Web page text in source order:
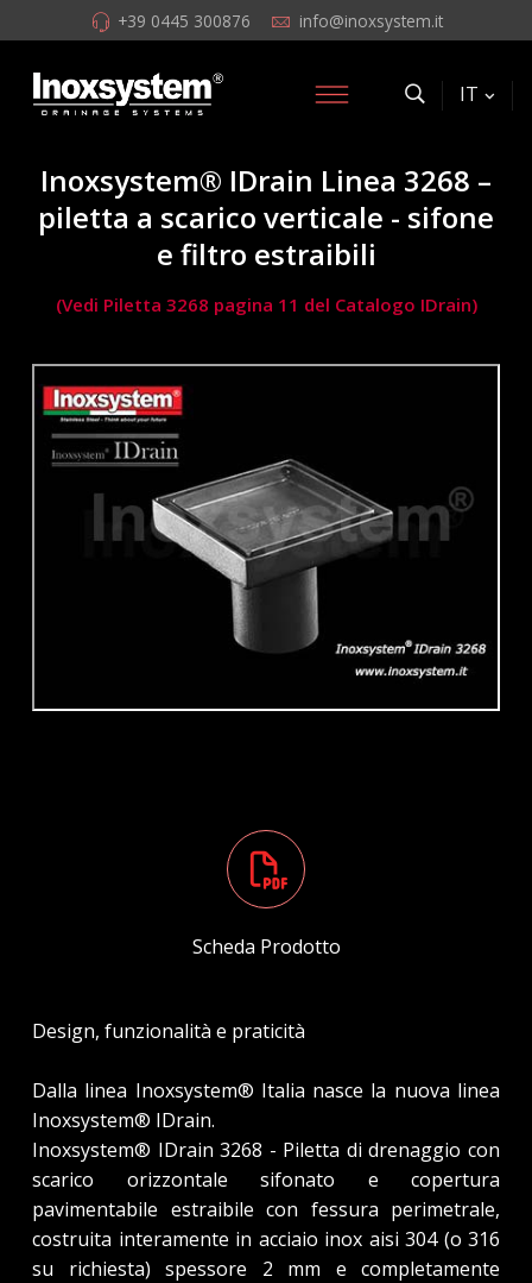
+39 0445 300876 info@inoxsystem.it
IT
Inoxsystem® IDrain Linea 3268 –
piletta a scarico verticale - sifone
e filtro estraibili
(Vedi Piletta 3268 pagina 11 del Catalogo IDrain)
Scheda Prodotto
Design, funzionalità e praticità
Dalla linea Inoxsystem® Italia nasce la nuova linea
Inoxsystem® IDrain.
Inoxsystem® IDrain 3268 - Piletta di drenaggio con
scarico orizzontale sifonato e copertura
pavimentabile estraibile con fessura perimetrale,
costruita interamente in acciaio inox aisi 304 (o 316
su richiesta) spessore 2 mm e completamente